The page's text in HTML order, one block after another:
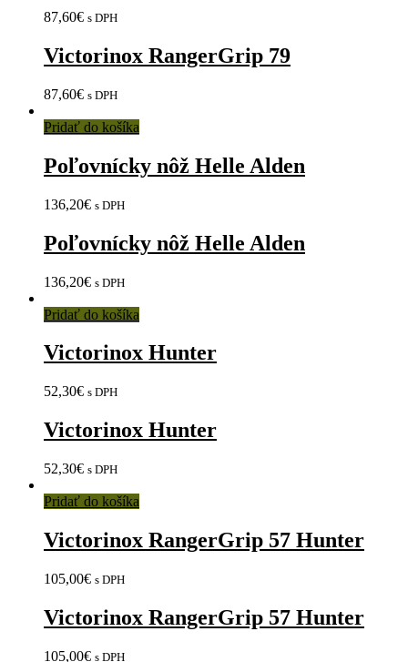
87,60€ s DPH
Victorinox RangerGrip 79
87,60€ s DPH
Pridať do košíka
Poľovnícky nôž Helle Alden
136,20€ s DPH
Poľovnícky nôž Helle Alden
136,20€ s DPH
Pridať do košíka
Victorinox Hunter
52,30€ s DPH
Victorinox Hunter
52,30€ s DPH
Pridať do košíka
Victorinox RangerGrip 57 Hunter
105,00€ s DPH
Victorinox RangerGrip 57 Hunter
105,00€ s DPH